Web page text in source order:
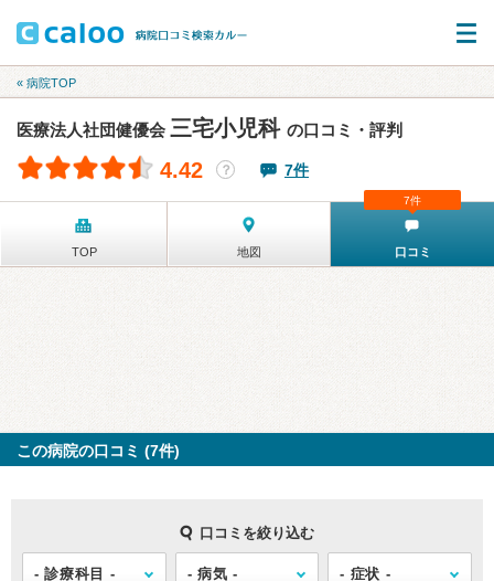
« 病院TOP
医療法人社団健優会 三宅小児科 の口コミ・評判
4.42 ？ 7件
TOP 地図 口コミ
7件
この病院の口コミ (7件)
口コミを絞り込む